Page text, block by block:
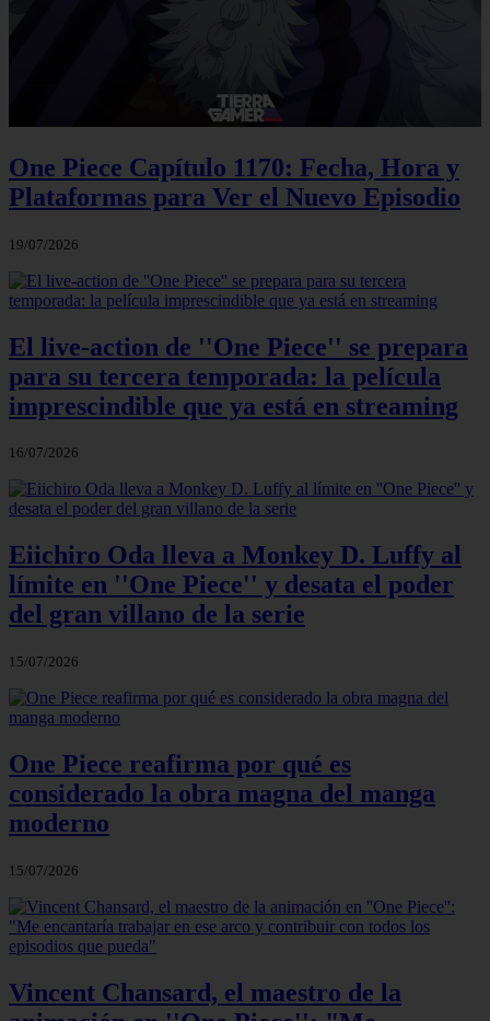
One Piece Capítulo 1170: Fecha, Hora y
Plataformas para Ver el Nuevo Episodio
19/07/2026
El live-action de ''One Piece'' se prepara
para su tercera temporada: la película
imprescindible que ya está en streaming
16/07/2026
Eiichiro Oda lleva a Monkey D. Luffy al
límite en ''One Piece'' y desata el poder
del gran villano de la serie
15/07/2026
One Piece reafirma por qué es
considerado la obra magna del manga
moderno
15/07/2026
Vincent Chansard, el maestro de la